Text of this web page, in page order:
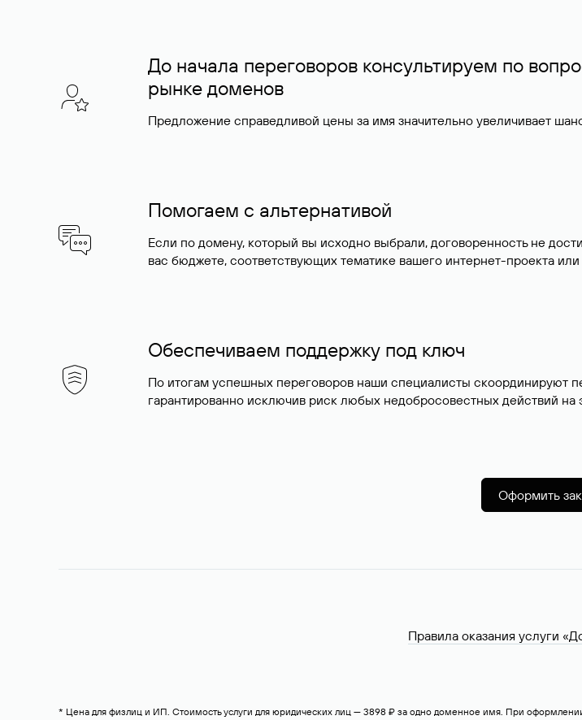
До начала переговоров консультируем по
рынке доменов
Предложение справедливой цены за имя значительно увеличивает
Помогаем с альтернативой
Если по домену, который вы исходно выбрали, договоренность не
вас бюджете, соответствующих тематике вашего интернет-проекта
Обеспечиваем поддержку под ключ
По итогам успешных переговоров наши специалисты скоординируют
гарантированно исключив риск любых недобросовестных действий на
Оформить
Правила оказания услуги
* Цена для физлиц и ИП. Стоимость услуги для юридических лиц — 3898 ₽ за одно доменное имя. При